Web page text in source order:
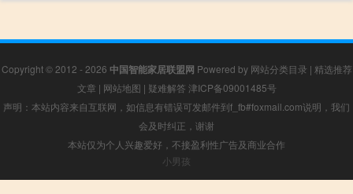
Copyright © 2012 - 2026 中国智能家居联盟网 Powered by 网站分类目录 | 精选推荐
文章 | 网站地图 | 疑难解答 津ICP备09001485号
声明：本站内容来自互联网，如信息有错误可发邮件到f_fb#foxmail.com说明，我们
会及时纠正，谢谢
本站仅为个人兴趣爱好，不接盈利性广告及商业合作
小男孩